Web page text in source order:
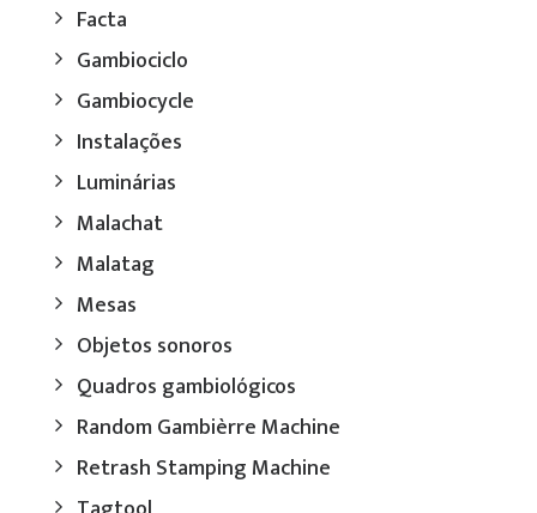
Facta
Gambiociclo
Gambiocycle
Instalações
Luminárias
Malachat
Malatag
Mesas
Objetos sonoros
Quadros gambiológicos
Random Gambièrre Machine
Retrash Stamping Machine